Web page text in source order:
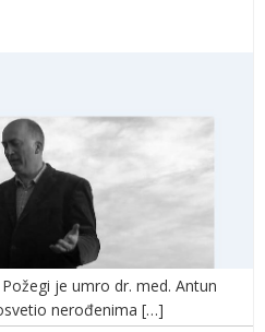
je umro dr. med. Antun
nerođenima […]